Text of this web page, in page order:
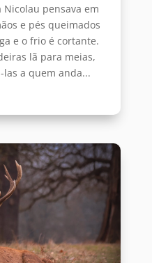
Nicolau pensava em
e pés queimados
e o frio é cortante.
lã para meias,
a quem anda...